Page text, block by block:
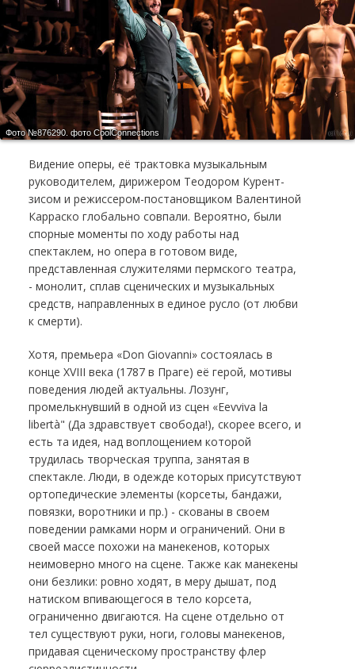
Фото №876290. фото CoolСonnections
Видение оперы, её трактовка музыкальным
руководителем, дирижером Тео­дором Ку­рент­
зисом и режиссером-постановщиком Валентиной
Карраско глобально совпали. Вероятно, были
спорные моменты по ходу работы над
спектаклем, но опера в готовом виде,
представленная служителями пермского театра,
- монолит, сплав сценических и музыкальных
средств, направленных в единое русло (от любви
к смерти).
Хотя, премьера «Don Giovanni» состоялась в
конце XVIII века (1787 в Праге) её герой, мотивы
поведения людей актуальны. Лозунг,
промелькнувший в одной из сцен «Eevviva la
libertà" (Да здравствует свобода!), скорее всего, и
есть та идея, над воплощением которой
трудилась творческая труппа, занятая в
спектакле. Люди, в одежде которых присутствуют
ортопедические элементы (корсеты, бандажи,
повязки, воротники и пр.) - скованы в своем
поведении рамками норм и ограничений. Они в
своей массе похожи на манекенов, которых
неимоверно много на сцене. Также как манекены
они безлики: ровно ходят, в меру дышат, под
натиском впивающегося в тело корсета,
ограниченно двигаются. На сцене отдельно от
тел существуют руки, ноги, головы манекенов,
придавая сценическому пространству флер